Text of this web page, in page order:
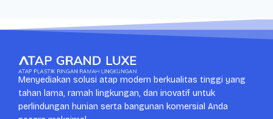
Menyediakan solusi atap modern berkualitas tinggi yang
tahan lama, ramah lingkungan, dan inovatif untuk
perlindungan hunian serta bangunan komersial Anda